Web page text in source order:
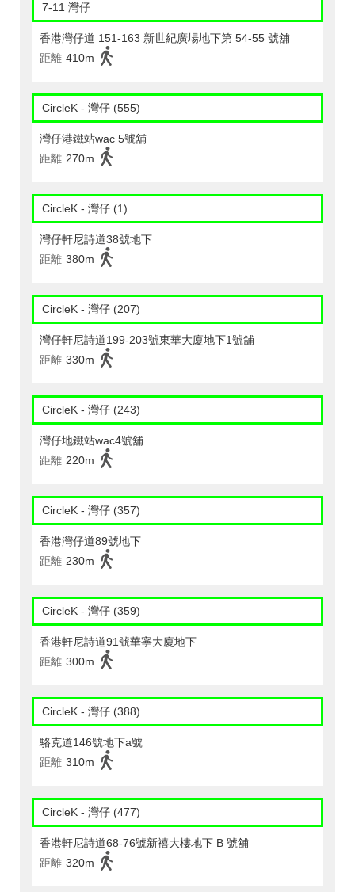
7-11 灣仔
香港灣仔道 151-163 新世紀廣場地下第 54-55 號舖
距離 410m
CircleK - 灣仔 (555)
灣仔港鐵站wac 5號舖
距離 270m
CircleK - 灣仔 (1)
灣仔軒尼詩道38號地下
距離 380m
CircleK - 灣仔 (207)
灣仔軒尼詩道199-203號東華大廈地下1號舖
距離 330m
CircleK - 灣仔 (243)
灣仔地鐵站wac4號舖
距離 220m
CircleK - 灣仔 (357)
香港灣仔道89號地下
距離 230m
CircleK - 灣仔 (359)
香港軒尼詩道91號華寧大廈地下
距離 300m
CircleK - 灣仔 (388)
駱克道146號地下a號
距離 310m
CircleK - 灣仔 (477)
香港軒尼詩道68-76號新禧大樓地下 B 號舖
距離 320m